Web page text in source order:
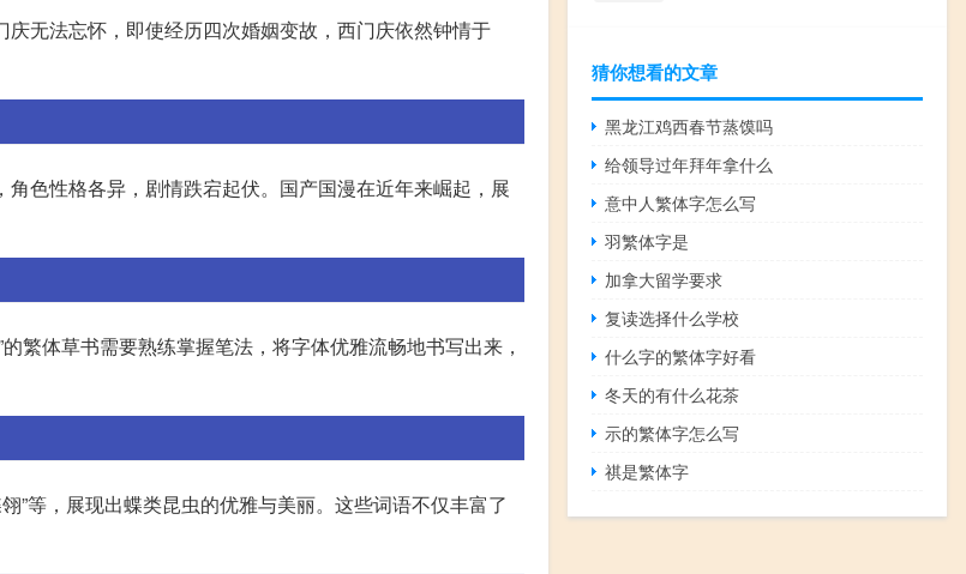
无法忘怀，即使经历四次婚姻变故，西门庆依然钟情于
色性格各异，剧情跌宕起伏。国产国漫在近年来崛起，展
繁体草书需要熟练掌握笔法，将字体优雅流畅地书写出来，
”等，展现出蝶类昆虫的优雅与美丽。这些词语不仅丰富了
猜你想看的文章
黑龙江鸡西春节蒸馍吗
给领导过年拜年拿什么
意中人繁体字怎么写
羽繁体字是
加拿大留学要求
复读选择什么学校
什么字的繁体字好看
冬天的有什么花茶
示的繁体字怎么写
祺是繁体字